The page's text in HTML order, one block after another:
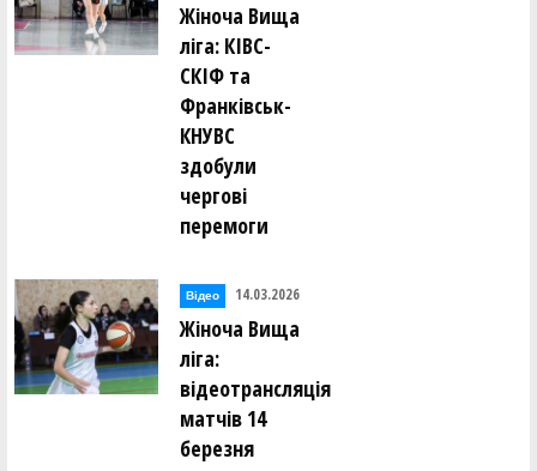
Жіноча Вища
ліга: КІВС-
СКІФ та
Франківськ-
КНУВС
здобули
чергові
перемоги
Відео 14.03.2026
Жіноча Вища
ліга:
відеотрансляція
матчів 14
березня